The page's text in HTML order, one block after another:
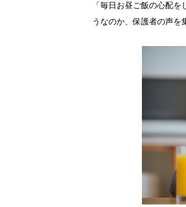
「毎日お昼ご飯の心配
うなのか、保護者の声を